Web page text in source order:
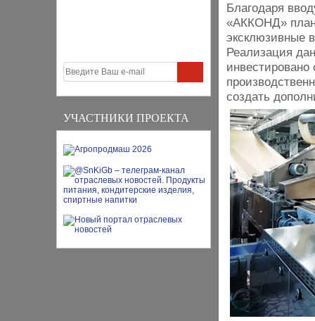
УЧАСТНИКИ ПРОЕКТА
Благодаря
«АККОНД»
эксклюзивные
Реализация
инвестировано
создать